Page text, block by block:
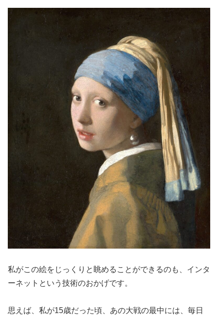
私がこの絵をじっくりと眺めることができるのも、インタ
ーネットという技術のおかげです。
思えば、私が15歳だった頃、あの大戦の最中には、毎日